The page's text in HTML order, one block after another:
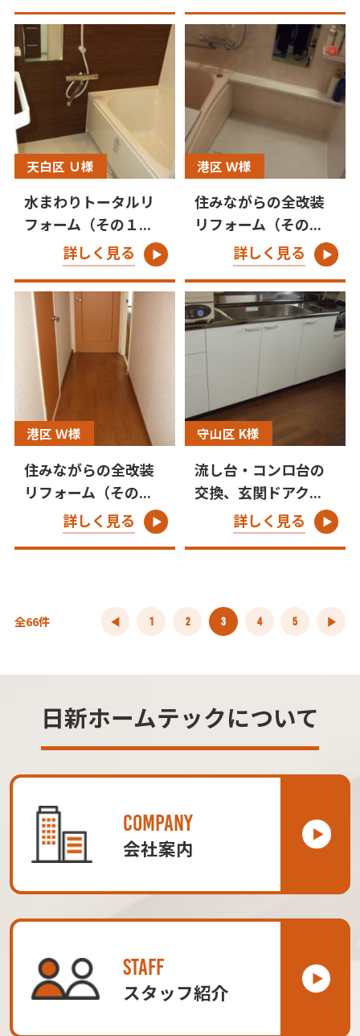
天白区 Ｕ様
水まわりトータルリ
フォーム（その１...
詳しく見る
港区 Ｗ様
住みながらの全改装
リフォーム（その...
詳しく見る
港区 Ｗ様
住みながらの全改装
リフォーム（その...
詳しく見る
守山区 K様
流し台・コンロ台の
交換、玄関ドアク...
詳しく見る
全66件 1 2 3 4 5
日新ホームテックについて
COMPANY
会社案内
STAFF
スタッフ紹介